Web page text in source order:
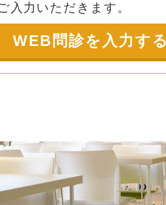
入力いただきます。
WEB問診を入力す